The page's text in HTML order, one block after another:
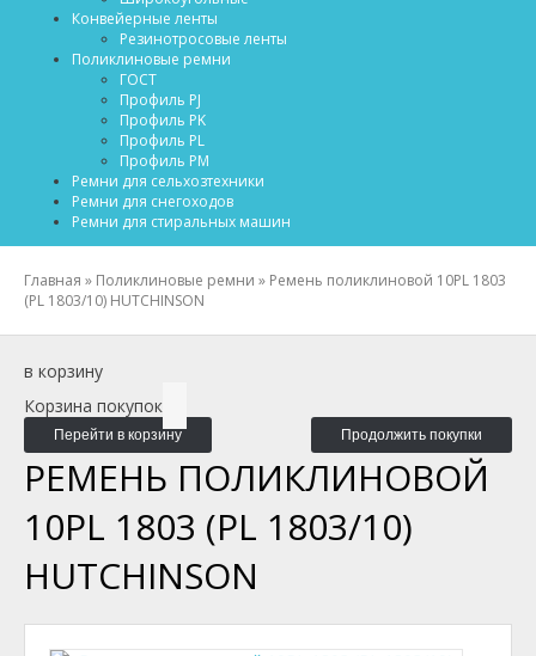
Конвейерные ленты
Резинотросовые ленты
Поликлиновые ремни
ГОСТ
Профиль PJ
Профиль PK
Профиль PL
Профиль PM
Ремни для сельхозтехники
Ремни для снегоходов
Ремни для стиральных машин
Главная » Поликлиновые ремни » Ремень поликлиновой 10PL 1803
(PL 1803/10) HUTCHINSON
в корзину
Корзина покупок
Перейти в корзину Продолжить покупки
РЕМЕНЬ ПОЛИКЛИНОВОЙ
10PL 1803 (PL 1803/10)
HUTCHINSON